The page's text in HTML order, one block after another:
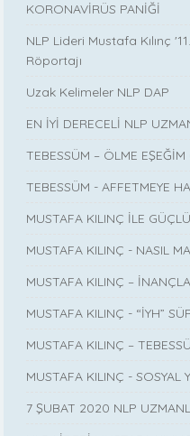
KORONAVİRÜS PANİĞİ
NLP Lideri Mustafa Kılınç
Röportajı
Uzak Kelimeler NLP DAP
EN İYİ DERECELİ NLP
TEBESSÜM – ÖLME EŞEĞİM
TEBESSÜM - AFFETMEYE
MUSTAFA KILINÇ İLE
MUSTAFA KILINÇ - NASIL
MUSTAFA KILINÇ –
MUSTAFA KILINÇ - “İYH”
MUSTAFA KILINÇ –
MUSTAFA KILINÇ - SOSYAL
7 ŞUBAT 2020 NLP